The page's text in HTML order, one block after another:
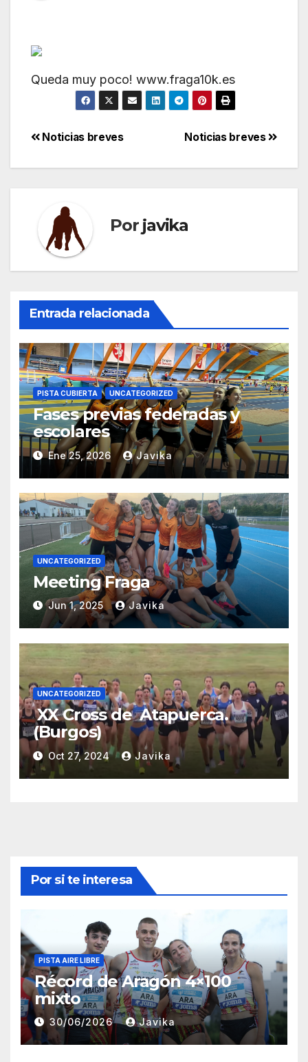
Queda muy poco! www.fraga10k.es
Navegación
de
Noticias breves
Noticias breves
Por javika
Entrada relacionada
PISTA CUBIERTA UNCATEGORIZED
Fases previas federadas y
escolares
Ene 25, 2026 Javika
UNCATEGORIZED
Meeting Fraga
Jun 1, 2025 Javika
UNCATEGORIZED
XX Cross de Atapuerca.
(Burgos)
Oct 27, 2024 Javika
Por si te interesa
PISTA AIRE LIBRE
Récord de Aragón 4×100
mixto
30/06/2026 Javika